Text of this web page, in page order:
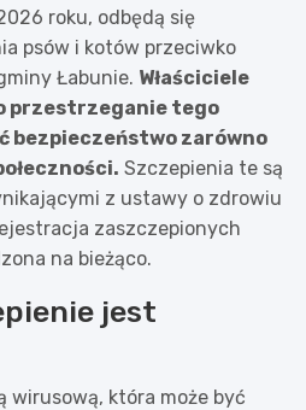
roku, odbędą się
psów i kotów przeciwko
Łabunie. Właściciele
przestrzeganie tego
bezpieczeństwo zarówno
Szczepienia te są
z ustawy o zdrowiu
zaszczepionych
na bieżąco.
jest
wirusową, która może być